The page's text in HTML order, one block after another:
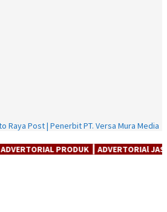
Raya Post | Penerbit PT. Versa Mura Media
┃ ADVERTORIAl JASA ┃